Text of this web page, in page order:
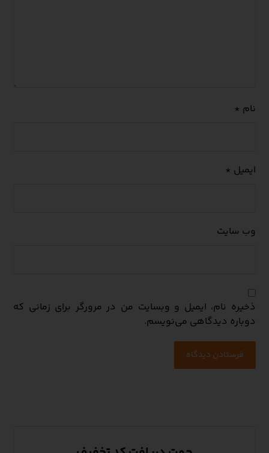
نام *
ایمیل *
وب‌ سایت
ذخیره نام، ایمیل و وبسایت من در مرورگر برای زمانی که
دوباره دیدگاهی می‌نویسم.
فرستادن دیدگاه